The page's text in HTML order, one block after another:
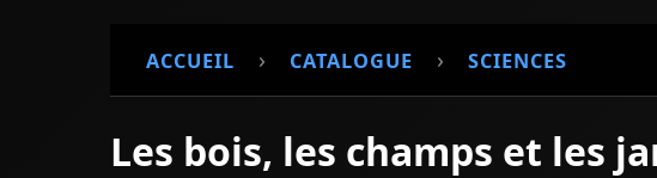
ACCUEIL › CATALOGUE › SCIENCES
Les bois, les champs et les